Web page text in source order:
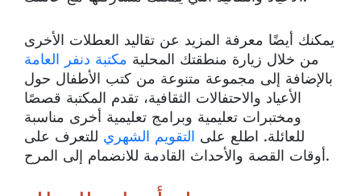
يمكنك أيضًا معرفة المزيد عن تقاليد العطلات الأخرى
من خلال زيارة منطقتك المحلية مكتبة دنفر العامة
بالإضافة إلى مجموعة متنوعة من كتب الأطفال حول
الأعياد والاحتفالات الثقافية، تقدم المكتبة قصصًا
ومختبرات تعليمية وبرامج تعليمية أخرى مناسبة
للعائلة. اطلع على التقويم الشهري للتعرف على
أوقات القصة والأحداث القادمة للانضمام إلى المرح.